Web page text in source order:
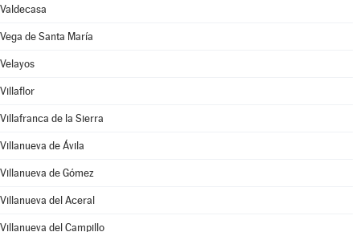
Valdecasa
Vega de Santa María
Velayos
Villaflor
Villafranca de la Sierra
Villanueva de Ávila
Villanueva de Gómez
Villanueva del Aceral
Villanueva del Campillo